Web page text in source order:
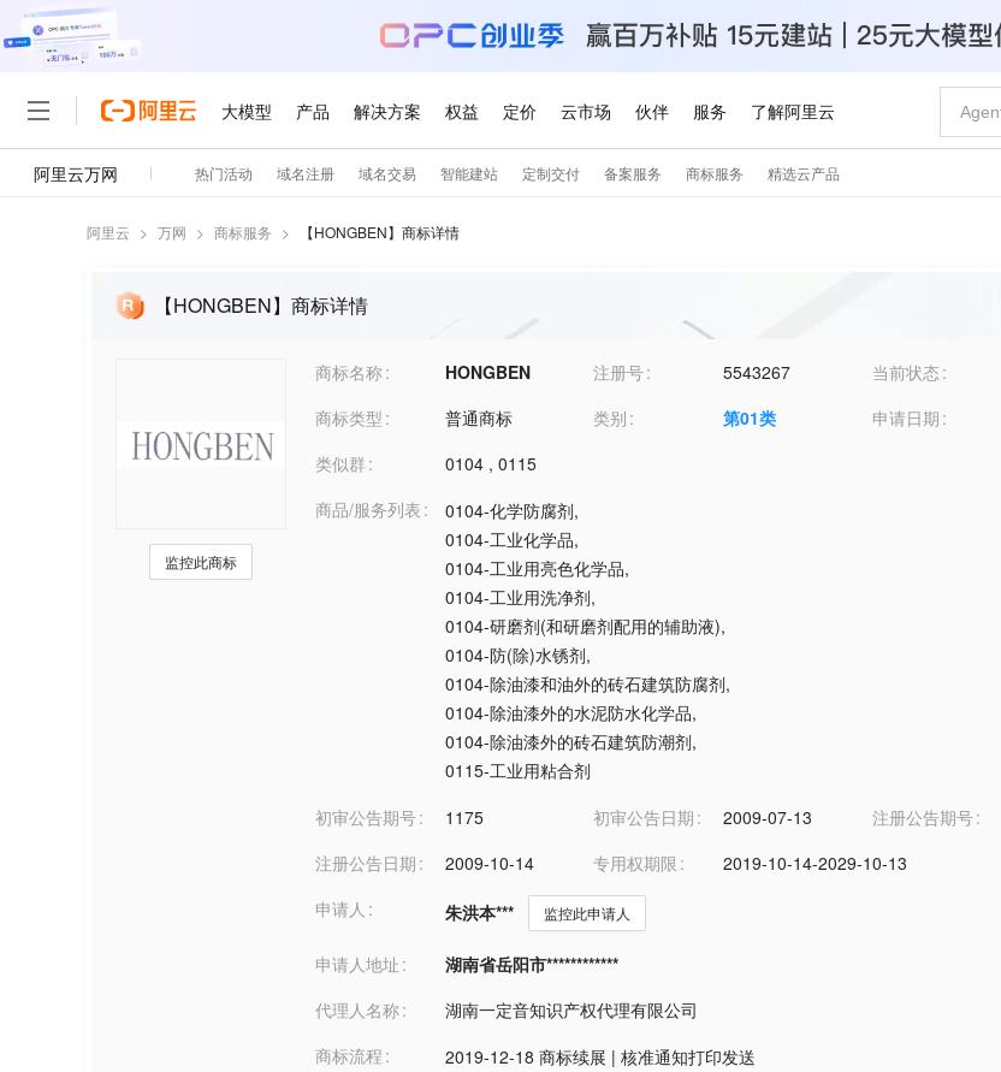
阿里云 > 万网 > 商标服务 > 【HONGBEN】商标详情
【HONGBEN】商标详情
监控此商标
商标名称 HONGBEN 注册号 5543267 当前状态
商标类型
普通商标 类别 第01类 申请日期
类似群
0104 , 0115
商品/服务列表
0104-化学防腐剂,
0104-工业化学品,
0104-工业用亮色化学品,
0104-工业用洗净剂,
0104-研磨剂(和研磨剂配用的辅助液),
0104-防(除)水锈剂,
0104-除油漆和油外的砖石建筑防腐剂,
0104-除油漆外的水泥防水化学品,
0104-除油漆外的砖石建筑防潮剂,
0115-工业用粘合剂
初审公告期号
1175 初审公告日期 2009-07-13 注册公告期号
注册公告日期
2009-10-14 专用权期限
2019-10-14-2029-10-13
申请人
朱洪本*** 监控此申请人
申请人地址
湖南省岳阳市************
代理人名称
湖南一定音知识产权代理有限公司
商标流程
2019-12-18 商标续展 | 核准通知打印发送